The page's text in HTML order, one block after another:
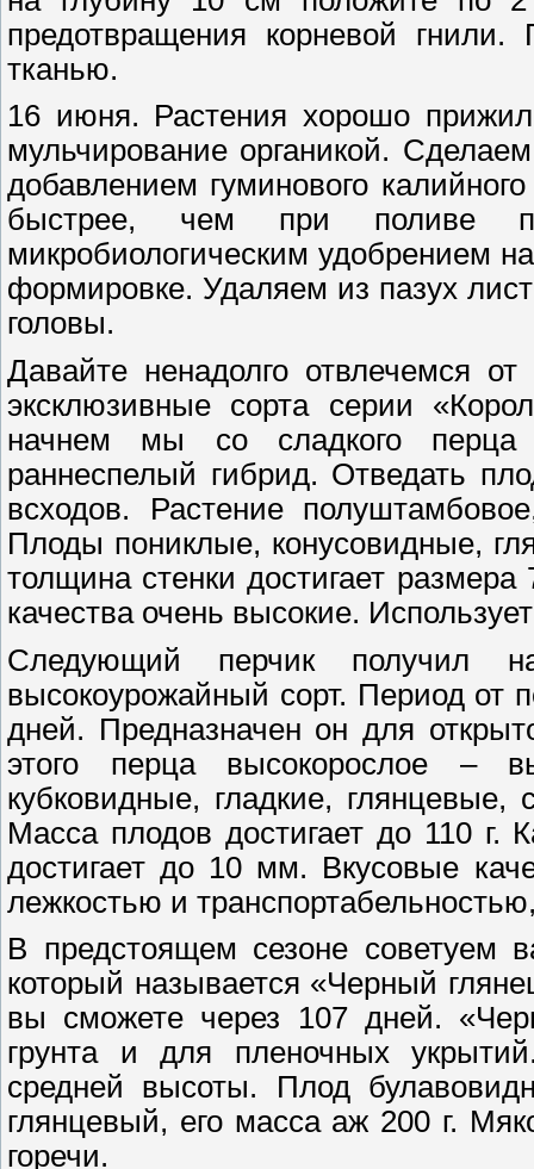
предотвращения корневой
тканью.
16 июня. Растения хорошо
мульчирование органикой.
добавлением гуминового
быстрее, чем при поливе
микробиологическим удобрением
формировке. Удаляем из пазух
головы.
Давайте ненадолго отвлечемся
эксклюзивные сорта серии
начнем мы со сладкого
раннеспелый гибрид. Отведать
всходов. Растение
Плоды пониклые, конусовидные,
толщина стенки достигает
качества очень высокие.
Следующий перчик получил
высокоурожайный сорт. Период от
дней. Предназначен он для
этого перца высокорослое –
кубковидные, гладкие, глянцевые,
Масса плодов достигает до 110 г.
достигает до 10 мм. Вкусовые
лежкостью и
В предстоящем сезоне советуем
который называется «Черный
вы сможете через 107 дней.
грунта и для пленочных
средней высоты. Плод
глянцевый, его масса аж 200 г.
горечи.